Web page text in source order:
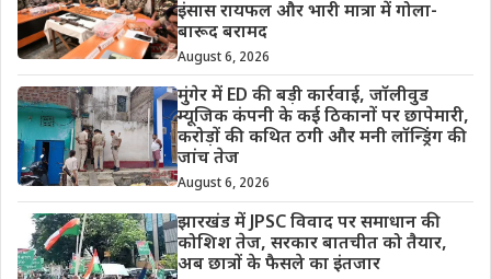
इंसास रायफल और भारी मात्रा में गोला-
बारूद बरामद
August 6, 2026
मुंगेर में ED की बड़ी कार्रवाई, जॉलीवुड
म्यूजिक कंपनी के कई ठिकानों पर छापेमारी,
करोड़ों की कथित ठगी और मनी लॉन्ड्रिंग की
जांच तेज
August 6, 2026
झारखंड में JPSC विवाद पर समाधान की
कोशिश तेज, सरकार बातचीत को तैयार,
अब छात्रों के फैसले का इंतजार